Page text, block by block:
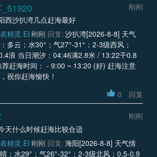
刚刚
西沙扒湾几点赶海最好
精灵.EI 刚刚 回复: 沙扒湾[2026-8-8] 天气
多云；水30°；气27°-31°；2-3级西风；
浪 当日潮汐：04:46满2.8米 / 13:22干0.8
荐赶海时间： - 9:00 ~ 13:20 (好) 赶海注意
祝你赶海愉快！
0 回复
刚刚
天什么时候赶海比较合适
精灵.EI 刚刚 回复: 海阳[2026-8-8] 天气情
；水29°；气26°-32°；2-3级北风；0.5-0.9